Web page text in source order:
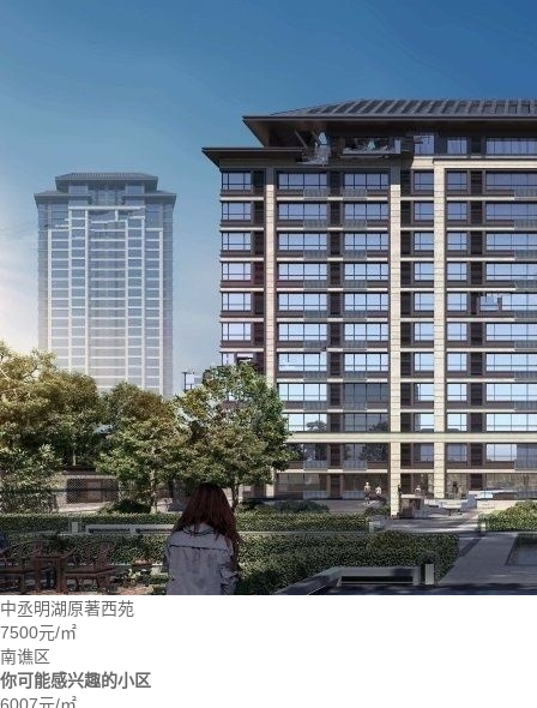
中丞明湖原著西苑
7500元/㎡
南谯区
你可能感兴趣的小区